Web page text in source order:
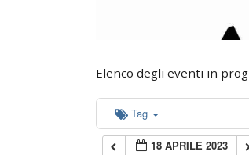
Elenco degli eventi in
Tag
18 APRILE 2023
6:00